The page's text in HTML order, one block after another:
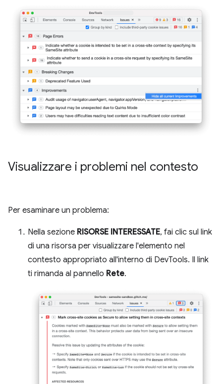
Visualizzare i problemi nel contesto
Per esaminare un problema:
Nella sezione RISORSE INTERESSATE, fai clic sul link
di una risorsa per visualizzare l'elemento nel
contesto appropriato all'interno di DevTools. Il link
ti rimanda al pannello Rete.